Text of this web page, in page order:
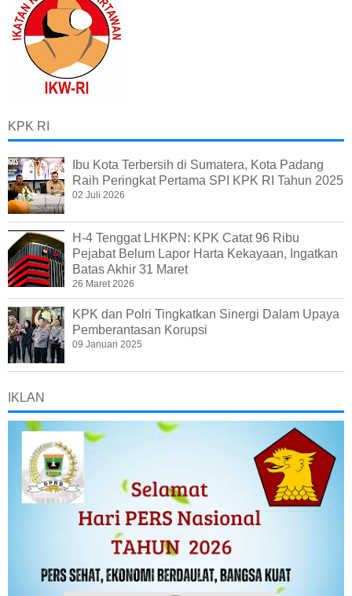
KPK RI
Ibu Kota Terbersih di Sumatera, Kota Padang
Raih Peringkat Pertama SPI KPK RI Tahun 2025
02 Juli 2026
H-4 Tenggat LHKPN: KPK Catat 96 Ribu
Pejabat Belum Lapor Harta Kekayaan, Ingatkan
Batas Akhir 31 Maret
26 Maret 2026
KPK dan Polri Tingkatkan Sinergi Dalam Upaya
Pemberantasan Korupsi
09 Januari 2025
IKLAN